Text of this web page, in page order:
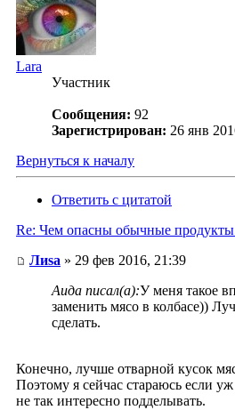
Lara
Участник
Сообщения: 92
Зарегистрирован: 26 янв
Вернуться к началу
Ответить с цитатой
Re: Чем опасны обычные
Лиsа » 29 фев 2016, 21:39
Аида писал(а):У меня такое
заменить мясо в колбасе))
сделать.
Конечно, лучше отварной кусок
Поэтому я сейчас стараюсь если
не так интересно подделывать.